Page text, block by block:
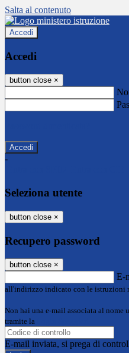
Salta al contenuto
Accedi
Accedi
button close ×
-
Seleziona utente
button close ×
Recupero password
button close ×
E-
all'indirizzo indicato con le istruzioni
Non hai una e-mail associata al nome
tramite la
E-mail inviata, si prega di